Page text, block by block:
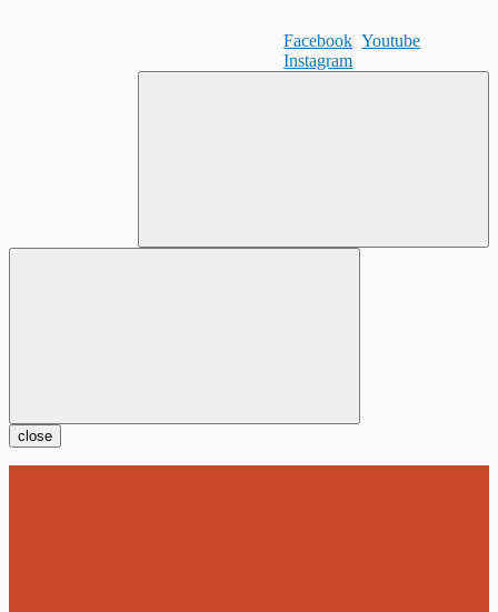
Facebook Youtube
Instagram
close